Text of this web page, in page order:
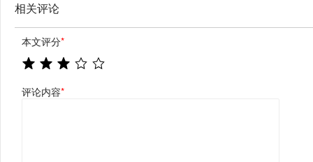
相关评论
本文评分*
评论内容*